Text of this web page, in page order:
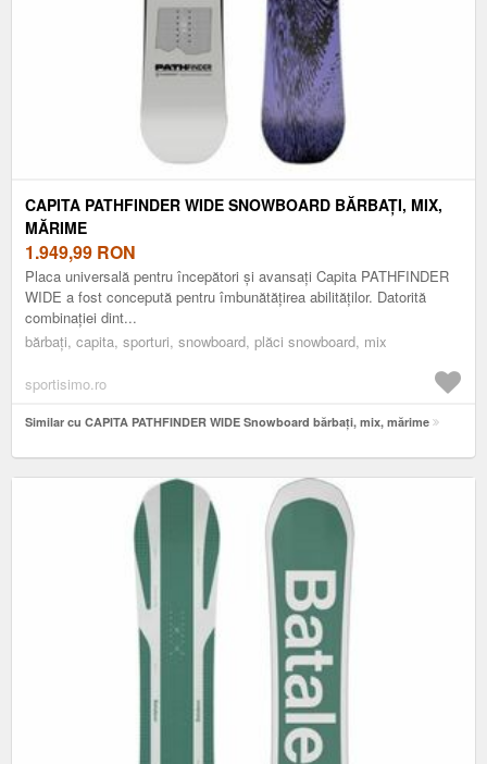
CAPITA PATHFINDER WIDE SNOWBOARD BĂRBAȚI, MIX,
MĂRIME
1.949,99 RON
Placa universală pentru începători și avansați Capita PATHFINDER
WIDE a fost concepută pentru îmbunătățirea abilităților. Datorită
combinației dint...
bărbați, capita, sporturi, snowboard, plăci snowboard, mix
sportisimo.ro
Similar cu CAPITA PATHFINDER WIDE Snowboard bărbați, mix, mărime